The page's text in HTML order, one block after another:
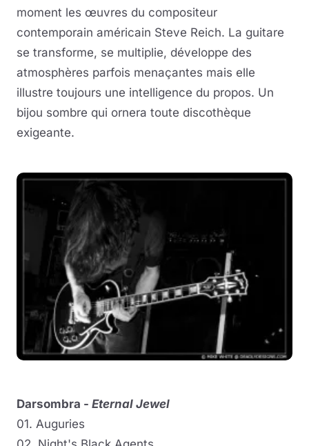
moment les œuvres du compositeur
contemporain américain Steve Reich. La guitare
se transforme, se multiplie, développe des
atmosphères parfois menaçantes mais elle
illustre toujours une intelligence du propos. Un
bijou sombre qui ornera toute discothèque
exigeante.
Darsombra - Eternal Jewel
01. Auguries